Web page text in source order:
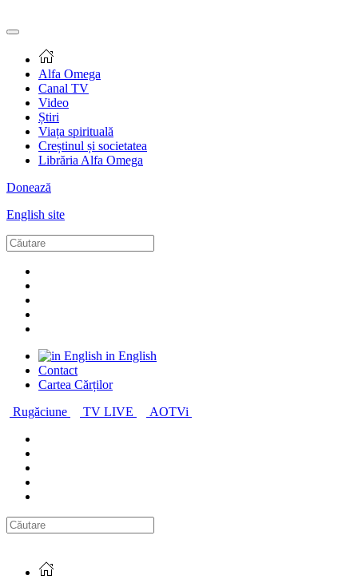
Alfa Omega
Canal TV
Video
Știri
Viața spirituală
Creștinul și societatea
Librăria Alfa Omega
Donează
English site
in English
Contact
Cartea Cărților
Rugăciune
TV LIVE AOTVi